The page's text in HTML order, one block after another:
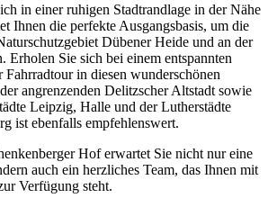
in einer ruhigen Stadtrandlage in der Nähe
Ihnen die perfekte Ausgangsbasis, um die
Dübener Heide und an der
Erholen Sie sich bei einem entspannten
Fahrradtour in diesen wunderschönen
angrenzenden Delitzscher Altstadt sowie
Leipzig, Halle und der Lutherstädte
ist ebenfalls empfehlenswert.
Hof erwartet Sie nicht nur eine
auch ein herzliches Team, das Ihnen mit
Verfügung steht.